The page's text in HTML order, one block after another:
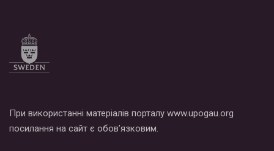
При використанні матеріалів порталу www.upogau.org
посилання на сайт є обов’язковим.